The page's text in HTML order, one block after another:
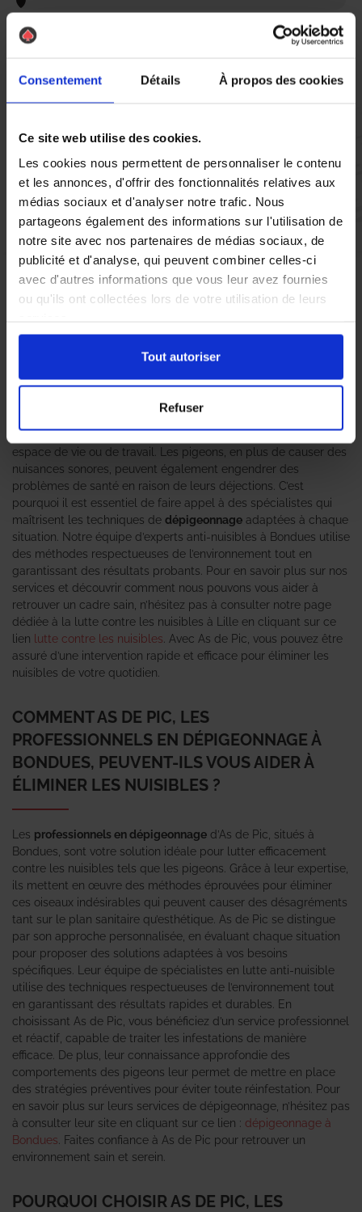
Consentement Détails À propos des cookies
Ce site web utilise des cookies.
Les cookies nous permettent de personnaliser le contenu
et les annonces, d'offrir des fonctionnalités relatives aux
médias sociaux et d'analyser notre trafic. Nous
partageons également des informations sur l'utilisation de
notre site avec nos partenaires de médias sociaux, de
publicité et d'analyse, qui peuvent combiner celles-ci
avec d'autres informations que vous leur avez fournies
ou qu'ils ont collectées lors de votre utilisation de leurs
Tout autoriser
Refuser
Vous réglez votre intervention par carte bancaire ou par
chèque, un reçu CB et une facture vous sont envoyés par
Etape 5 :
Vous évaluez la prestation
Vous recevez une demande d’évaluation de votre expérience
avec l’équipe AS DE PIC.
Nous avons pensé à tout
À Bondues, la présence de pigeons peut rapidement devenir un
professionnels en dépigeonnaged’As de Pic sont là pour vous
offrir des solutions efficaces et durables. Grâce à notre
l’importance d’une intervention rapide pour préserver votre
espace de vie ou de travail. Les pigeons, en plus de causer des
nuisances sonores, peuvent également engendrer des
problèmes de santé en raison de leurs déjections. C’est
pourquoi il est essentiel de faire appel à des spécialistes qui
maîtrisent les techniques de dépigeonnage adaptées à chaque
situation. Notre équipe d’experts anti-nuisibles à Bondues utilise
des méthodes respectueuses de l’environnement tout en
garantissant des résultats probants. Pour en savoir plus sur nos
services et découvrir comment nous pouvons vous aider à
retrouver un cadre sain, n’hésitez pas à consulter notre page
dédiée à la lutte contre les nuisibles à Lille en cliquant sur ce
lien
lutte contre les nuisibles . Avec As de Pic, vous pouvez être
assuré d’une intervention rapide et efficace pour éliminer les
nuisibles de votre quotidien.
COMMENT AS DE PIC, LES
PROFESSIONNELS EN DÉPIGEONNAGE À
BONDUES, PEUVENT-ILS VOUS AIDER À
ÉLIMINER LES NUISIBLES ?
Les professionnels en dépigeonnage d’As de Pic, situés à
Bondues, sont votre solution idéale pour lutter efficacement
contre les nuisibles tels que les pigeons. Grâce à leur expertise,
ils mettent en œuvre des méthodes éprouvées pour éliminer
ces oiseaux indésirables qui peuvent causer des désagréments
tant sur le plan sanitaire qu’esthétique. As de Pic se distingue
par son approche personnalisée, en évaluant chaque situation
pour proposer des solutions adaptées à vos besoins
spécifiques. Leur équipe de spécialistes en lutte anti-nuisible
utilise des techniques respectueuses de l’environnement tout
en garantissant des résultats rapides et durables. En
choisissant As de Pic, vous bénéficiez d’un service professionnel
et réactif, capable de traiter les infestations de manière
efficace. De plus, leur connaissance approfondie des
comportements des pigeons leur permet de mettre en place
des stratégies préventives pour éviter toute réinfestation. Pour
en savoir plus sur leurs services de dépigeonnage, n’hésitez pas
à consulter leur site en cliquant sur ce lien : dépigeonnage à
Bondues . Faites confiance à As de Pic pour retrouver un
environnement sain et serein.
POURQUOI CHOISIR AS DE PIC, LES